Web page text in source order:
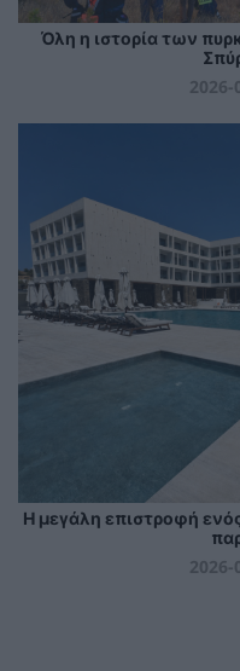
Όλη η ιστορία των
2026-
Η μεγάλη επιστροφή
2026-